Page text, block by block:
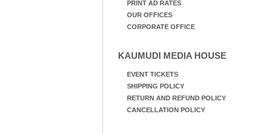
PRINT AD RATES
OUR OFFICES
CORPORATE OFFICE
KAUMUDI MEDIA HOUSE
EVENT TICKETS
SHIPPING POLICY
RETURN AND REFUND POLICY
CANCELLATION POLICY